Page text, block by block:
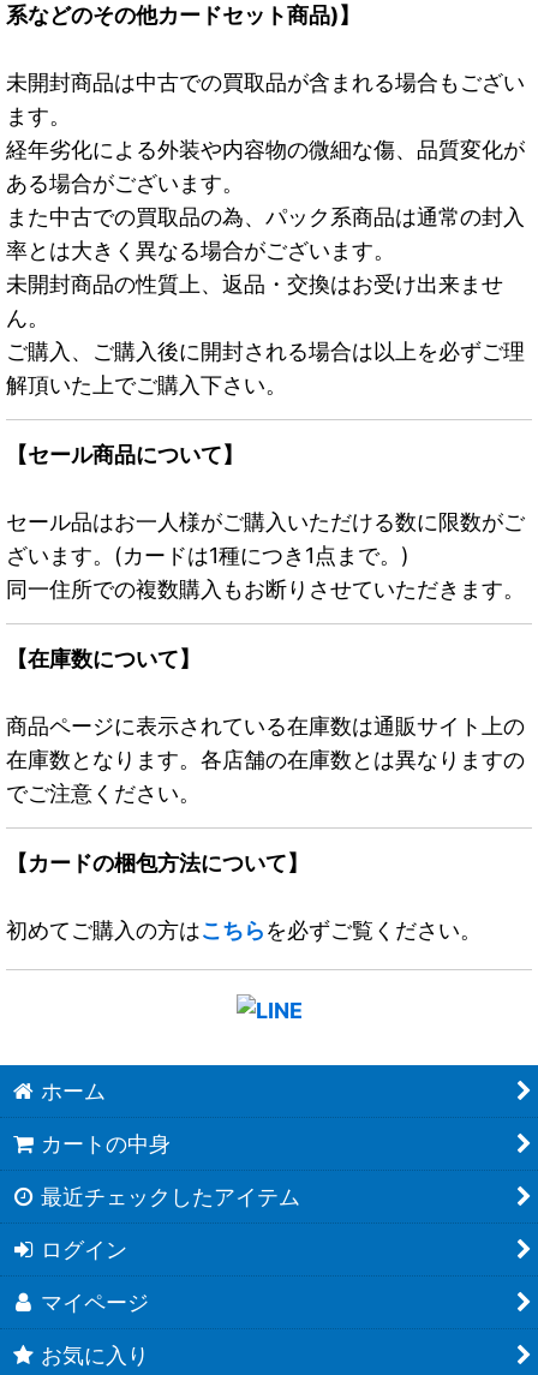
系などのその他カードセット商品)】
未開封商品は中古での買取品が含まれる場合もござい
ます。
経年劣化による外装や内容物の微細な傷、品質変化が
ある場合がございます。
また中古での買取品の為、パック系商品は通常の封入
率とは大きく異なる場合がございます。
未開封商品の性質上、返品・交換はお受け出来ませ
ん。
ご購入、ご購入後に開封される場合は以上を必ずご理
解頂いた上でご購入下さい。
【セール商品について】
セール品はお一人様がご購入いただける数に限数がご
ざいます。(カードは1種につき1点まで。)
同一住所での複数購入もお断りさせていただきます。
【在庫数について】
商品ページに表示されている在庫数は通販サイト上の
在庫数となります。各店舗の在庫数とは異なりますの
でご注意ください。
【カードの梱包方法について】
初めてご購入の方はこちらを必ずご覧ください。
ホーム
カートの中身
最近チェックしたアイテム
ログイン
マイページ
お気に入り